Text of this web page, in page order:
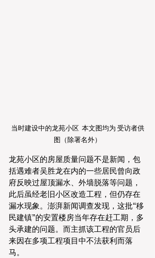
当时建设中的龙苑小区  本文图均为 受访者供
图（除署名外）
龙苑小区的房屋质量问题不是新闻，包
括遇难者吴胜龙在内的一些居民曾向政
府反映过屋顶漏水、外墙脱落等问题，
此后虽经老旧小区改造工程，但仍存在
漏水现象。澎湃新闻调查发现，这批“移
民建镇”的安置楼房当年存在赶工期，多
头承建的问题。而主抓该工程的官员后
来因在多项工程项目中不法获利而落
马。